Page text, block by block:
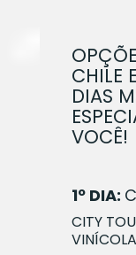
CHILE
DIAS
VOCÊ!
1º DIA:
CITY